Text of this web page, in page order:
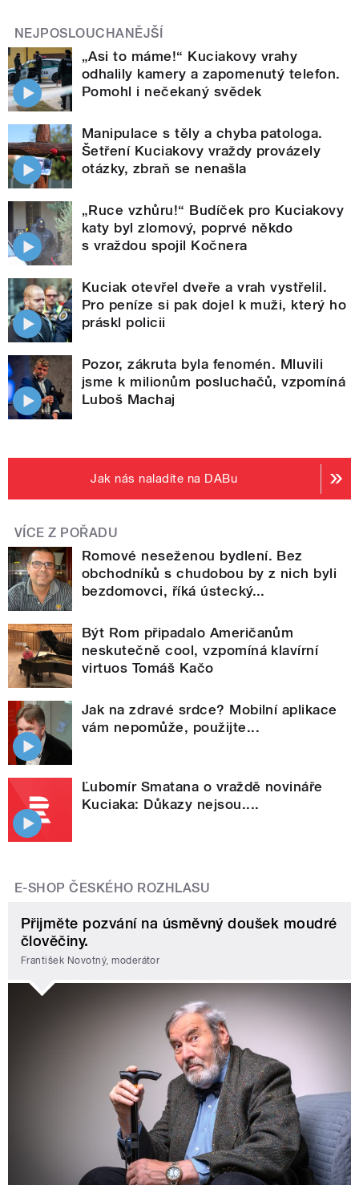
NEJPOSLOUCHANĚJŠÍ
„Asi to máme!“ Kuciakovy vrahy
odhalily kamery a zapomenutý telefon.
Pomohl i nečekaný svědek
Manipulace s těly a chyba patologa.
Šetření Kuciakovy vraždy provázely
otázky, zbraň se nenašla
„Ruce vzhůru!“ Budíček pro Kuciakovy
katy byl zlomový, poprvé někdo
s vraždou spojil Kočnera
Kuciak otevřel dveře a vrah vystřelil.
Pro peníze si pak dojel k muži, který ho
práskl policii
Pozor, zákruta byla fenomén. Mluvili
jsme k milionům posluchačů, vzpomíná
Luboš Machaj
Jak nás naladíte na DABu
VÍCE Z POŘADU
Romové neseženou bydlení. Bez
obchodníků s chudobou by z nich byli
bezdomovci, říká ústecký...
Být Rom připadalo Američanům
neskutečně cool, vzpomíná klavírní
virtuos Tomáš Kačo
Jak na zdravé srdce? Mobilní aplikace
vám nepomůže, použijte...
Ľubomír Smatana o vraždě novináře
Kuciaka: Důkazy nejsou....
E-SHOP ČESKÉHO ROZHLASU
Přijměte pozvání na úsměvný doušek moudré
člověčiny.
František Novotný, moderátor